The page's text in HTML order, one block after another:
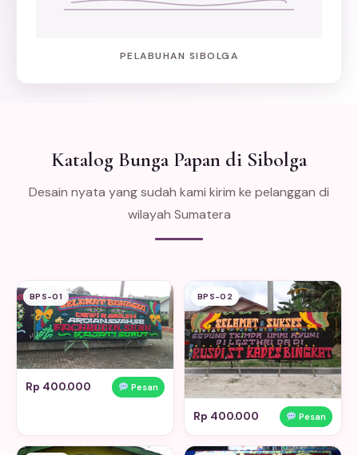
PELABUHAN SIBOLGA
Katalog Bunga Papan di Sibolga
Desain nyata yang sudah kami kirim ke pelanggan di
wilayah Sumatera
BPS-01
Rp 400.000 Pesan
BPS-02
Rp 400.000 Pesan